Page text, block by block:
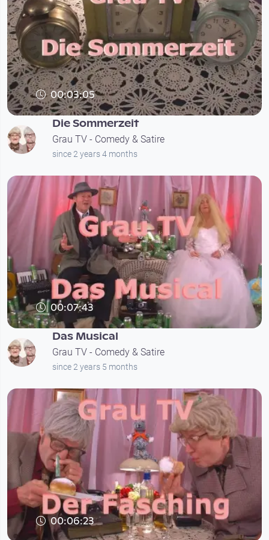
00:03:05
Die Sommerzeit
Grau TV - Comedy & Satire
since 2 years 4 months
00:07:43
Das Musical
Grau TV - Comedy & Satire
since 2 years 5 months
00:06:23